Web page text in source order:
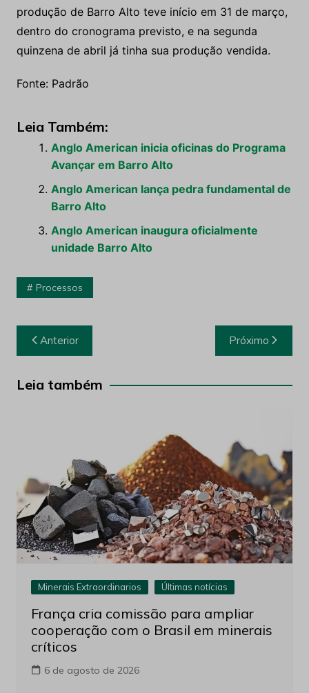
produção de Barro Alto teve início em 31 de março,
dentro do cronograma previsto, e na segunda
quinzena de abril já tinha sua produção vendida.
Fonte: Padrão
Leia Também:
Anglo American inicia oficinas do Programa
Avançar em Barro Alto
Anglo American lança pedra fundamental de
Barro Alto
Anglo American inaugura oficialmente
unidade Barro Alto
Processos
Navegação
de
Post
Anterior Próximo
Leia também
Minerais Extraordinarios Últimas notícias
França cria comissão para ampliar
cooperação com o Brasil em minerais
críticos
6 de agosto de 2026